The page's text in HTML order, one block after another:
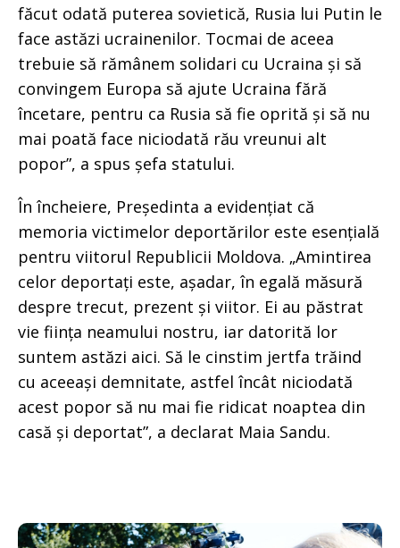
făcut odată puterea sovietică, Rusia lui Putin le
face astăzi ucrainenilor. Tocmai de aceea
trebuie să rămânem solidari cu Ucraina și să
convingem Europa să ajute Ucraina fără
încetare, pentru ca Rusia să fie oprită și să nu
mai poată face niciodată rău vreunui alt
popor”, a spus șefa statului.
În încheiere, Președinta a evidențiat că
memoria victimelor deportărilor este esențială
pentru viitorul Republicii Moldova. „Amintirea
celor deportați este, așadar, în egală măsură
despre trecut, prezent și viitor. Ei au păstrat
vie ființa neamului nostru, iar datorită lor
suntem astăzi aici. Să le cinstim jertfa trăind
cu aceeași demnitate, astfel încât niciodată
acest popor să nu mai fie ridicat noaptea din
casă și deportat”, a declarat Maia Sandu.